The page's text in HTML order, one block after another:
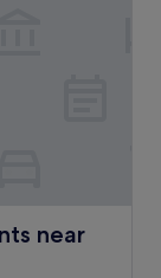
nearand Metro